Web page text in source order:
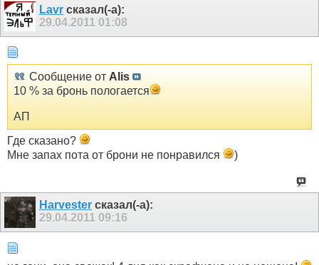
Lavr сказал(-а):
29.04.2011 01:08
Сообщение от Alis
10 % за бронь пологается
АП
Где сказано?
Мне запах пота от брони не понравился
)
Harvester сказал(-а):
29.04.2011 09:16